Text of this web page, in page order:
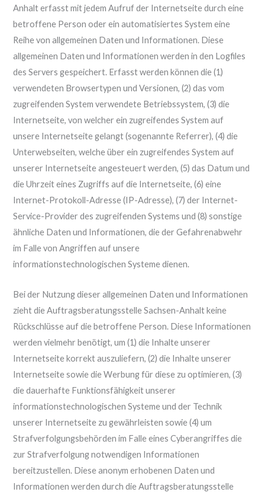
Anhalt erfasst mit jedem Aufruf der Internetseite durch eine
betroffene Person oder ein automatisiertes System eine
Reihe von allgemeinen Daten und Informationen. Diese
allgemeinen Daten und Informationen werden in den Logfiles
des Servers gespeichert. Erfasst werden können die (1)
verwendeten Browsertypen und Versionen, (2) das vom
zugreifenden System verwendete Betriebssystem, (3) die
Internetseite, von welcher ein zugreifendes System auf
unsere Internetseite gelangt (sogenannte Referrer), (4) die
Unterwebseiten, welche über ein zugreifendes System auf
unserer Internetseite angesteuert werden, (5) das Datum und
die Uhrzeit eines Zugriffs auf die Internetseite, (6) eine
Internet-Protokoll-Adresse (IP-Adresse), (7) der Internet-
Service-Provider des zugreifenden Systems und (8) sonstige
ähnliche Daten und Informationen, die der Gefahrenabwehr
im Falle von Angriffen auf unsere
informationstechnologischen Systeme dienen.
Bei der Nutzung dieser allgemeinen Daten und Informationen
zieht die Auftragsberatungsstelle Sachsen-Anhalt keine
Rückschlüsse auf die betroffene Person. Diese Informationen
werden vielmehr benötigt, um (1) die Inhalte unserer
Internetseite korrekt auszuliefern, (2) die Inhalte unserer
Internetseite sowie die Werbung für diese zu optimieren, (3)
die dauerhafte Funktionsfähigkeit unserer
informationstechnologischen Systeme und der Technik
unserer Internetseite zu gewährleisten sowie (4) um
Strafverfolgungsbehörden im Falle eines Cyberangriffes die
zur Strafverfolgung notwendigen Informationen
bereitzustellen. Diese anonym erhobenen Daten und
Informationen werden durch die Auftragsberatungsstelle